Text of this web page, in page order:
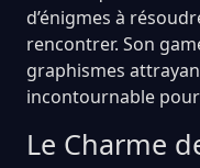
d’énigmes à
rencontrer. Son
graphismes
incontournable
Le Charme